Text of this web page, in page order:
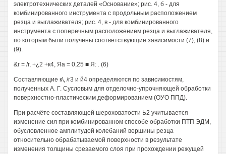
электротехнических деталей «Основание»; рис. 4, б - для
комбинированного инструмента с продольным расположением
резца и выглаживателя; рис. 4, в - для комбинированного
инструмента с поперечным расположением резца и выглаживателя,
по которым были получены соответствующие зависимости (7), (8) и
(9).
&г = /г, +¿2 +к4, Яа = 0,25 ■ Я: . (6)
Составляющие к\, /г3 и й4 определяются по зависимостям,
полученных А. Г. Сусловым для отделочно-упрочняющей обработки
поверхностно-пластическим деформированием (ОУО ППД).
При расчёте составляющей шероховатости Ь2 учитывается
изменение сил при комбинированном способе обработки ПТП ЭДМ,
обусловленное амплитудой колебаний вершины резца
относительно обрабатываемой поверхности в результате
изменения толщины срезаемого слоя при прохождении режущей